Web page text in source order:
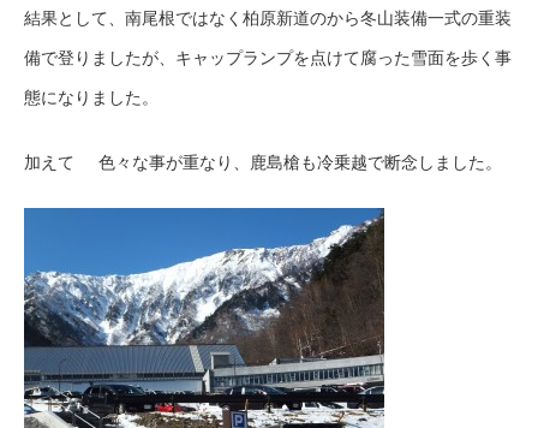
結果として、南尾根ではなく柏原新道のから冬山装備一式の重装
備で登りましたが、キャップランプを点けて腐った雪面を歩く事
態になりました。
加えて 色々な事が重なり、鹿島槍も冷乗越で断念しました。